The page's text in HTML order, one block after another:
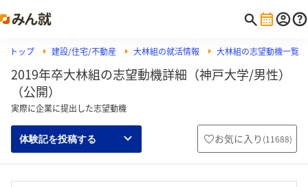
トップ 建設/住宅/不動産 大林組の就活情報 大林組の志望動機一覧
2019年卒大林組の志望動機詳細（神戸大学/男性）
（公開）
実際に企業に提出した志望動機
体験記を投稿する お気に入り (11688)